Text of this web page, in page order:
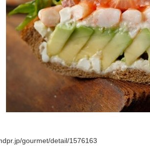
gourmet/detail/1576163